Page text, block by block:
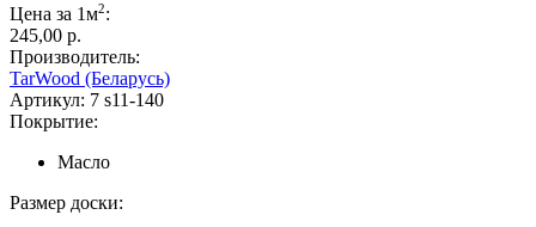
Цена за 1м2:
245,00 p.
Производитель:
TarWood (Беларусь)
Артикул: 7 s11-140
Покрытие:
Масло
Размер доски: